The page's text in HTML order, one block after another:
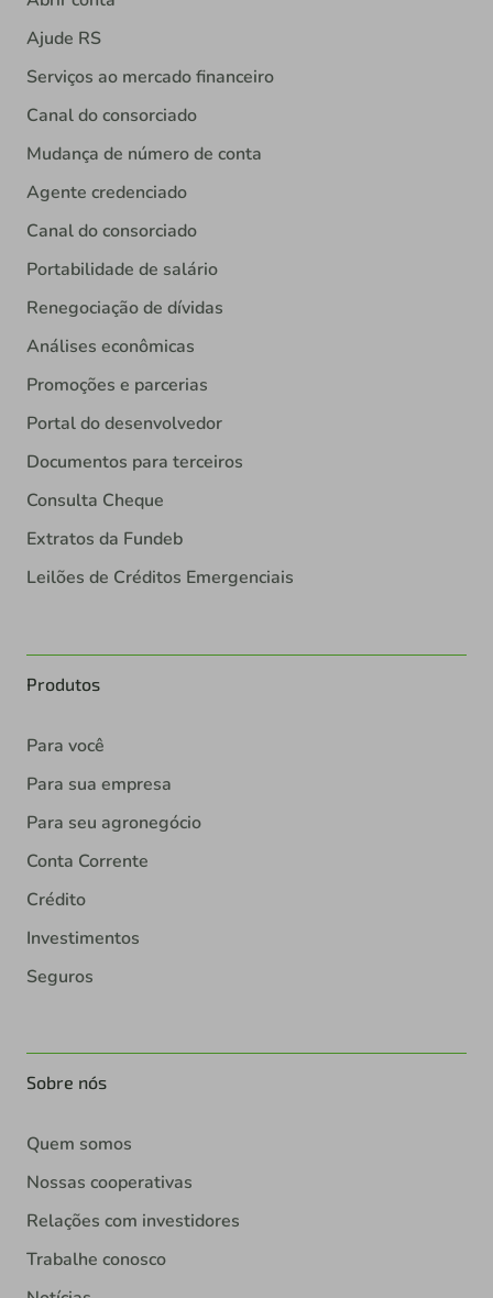
Ajude RS
Serviços ao mercado financeiro
Canal do consorciado
Mudança de número de conta
Agente credenciado
Canal do consorciado
Portabilidade de salário
Renegociação de dívidas
Análises econômicas
Promoções e parcerias
Portal do desenvolvedor
Documentos para terceiros
Consulta Cheque
Extratos da Fundeb
Leilões de Créditos Emergenciais
Produtos
Para você
Para sua empresa
Para seu agronegócio
Conta Corrente
Crédito
Investimentos
Seguros
Sobre nós
Quem somos
Nossas cooperativas
Relações com investidores
Trabalhe conosco